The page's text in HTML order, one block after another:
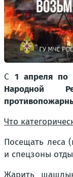
С 1 апреля по
Народной
Что
Посещать леса
и спецзоны
Жарить